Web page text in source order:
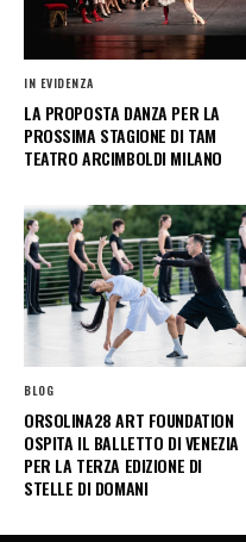
IN EVIDENZA
LA PROPOSTA DANZA PER LA
PROSSIMA STAGIONE DI TAM
TEATRO ARCIMBOLDI MILANO
BLOG
ORSOLINA28 ART FOUNDATION
OSPITA IL BALLETTO DI VENEZIA
PER LA TERZA EDIZIONE DI
STELLE DI DOMANI